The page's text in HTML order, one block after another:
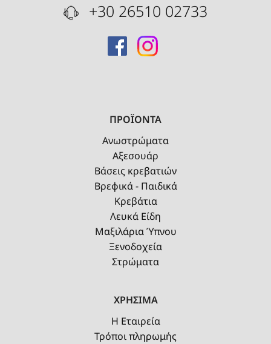
+30 26510 02733
ΠΡΟΪΟΝΤΑ
Ανωστρώματα
Αξεσουάρ
Βάσεις κρεβατιών
Βρεφικά - Παιδικά
Κρεβάτια
Λευκά Είδη
Μαξιλάρια Ύπνου
Ξενοδοχεία
Στρώματα
ΧΡΗΣΙΜΑ
Η Εταιρεία
Τρόποι πληρωμής